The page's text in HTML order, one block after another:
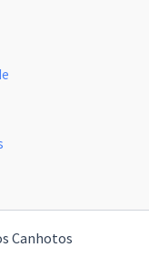
Canhotos